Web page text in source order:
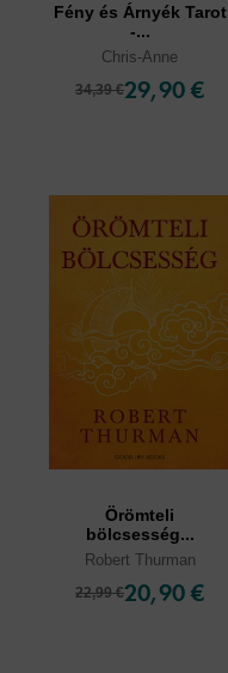
Fény és Árnyék Tarot
-...
Chris-Anne
34,39 €29,90 €
Örömteli
bölcsesség...
Robert Thurman
22,99 €20,90 €